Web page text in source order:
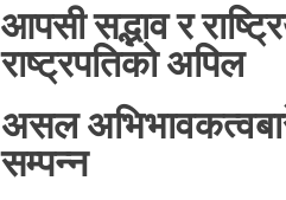
आपसी सद्भाव र
राष्ट्रपतिको अपिल
असल
सम्पन्न